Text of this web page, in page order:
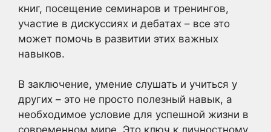
книг, посещение семинаров и тренингов,
участие в дискуссиях и дебатах – все это
может помочь в развитии этих важных
навыков.
В заключение, умение слушать и учиться у
других – это не просто полезный навык, а
необходимое условие для успешной жизни в